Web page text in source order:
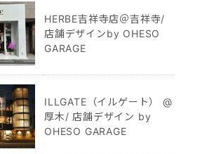
HERBE吉祥寺店＠吉祥寺/
店舗デザインby OHESO
GARAGE
ILLGATE（イルゲート） @
厚木/ 店舗デザイン by
OHESO GARAGE